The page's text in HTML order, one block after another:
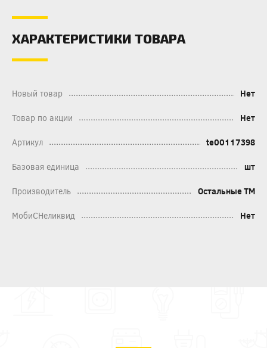
ХАРАКТЕРИСТИКИ ТОВАРА
Новый товар Нет
Товар по акции Нет
Артикул te00117398
Базовая единица шт
Производитель Остальные ТМ
МобиСНеликвид Нет